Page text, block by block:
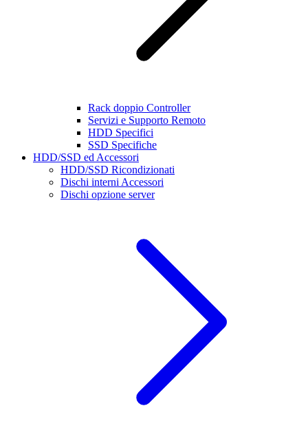
Rack doppio Controller
Servizi e Supporto Remoto
HDD Specifici
SSD Specifiche
HDD/SSD ed Accessori
HDD/SSD Ricondizionati
Dischi interni Accessori
Dischi opzione server